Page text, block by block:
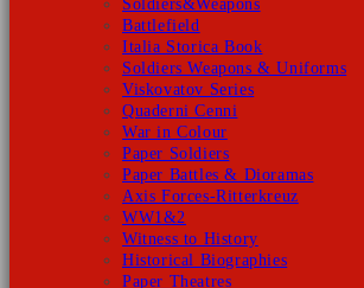
Soldiers&Weapons
Battlefield
Italia Storica Book
Soldiers Weapons & Uniforms
Viskovatov Series
Quaderni Cenni
War in Colour
Paper Soldiers
Paper Battles & Dioramas
Axis Forces-Ritterkreuz
WW1&2
Witness to History
Historical Biographies
Paper Theatres